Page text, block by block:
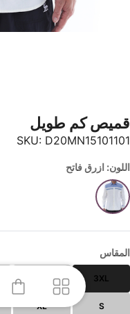
قميص كم طويل
SKU: D20MN15101101
اللون: ازرق فاتح
المقاس
3XL
S
XL